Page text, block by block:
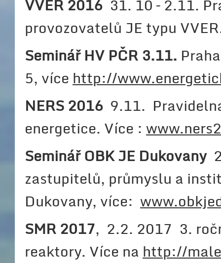
VVER 2016 31. 10 – 2.11.
provozovatelů JE typu
Seminář HV PČR 3.11.
5, více http://
NERS 2016 9.11.
energetice. Více :
Seminář OBK JE Dukovany
zastupitelů, průmyslu a
Dukovany, více:
SMR 2017, 2.2. 2017 3.
reaktory. Více na http://